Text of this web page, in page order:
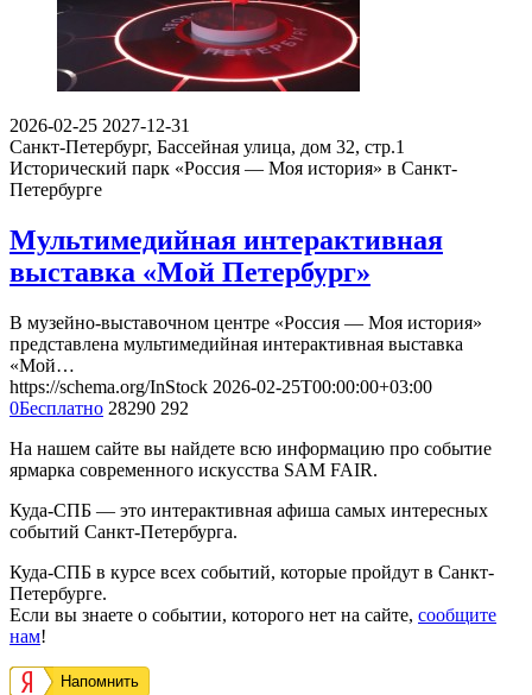
2026-02-25 2027-12-31
Санкт-Петербург, Бассейная улица, дом 32, стр.1​
Исторический парк «Россия — Моя история» в Санкт-
Петербурге
Мультимедийная интерактивная
выставка «Мой Петербург»
В музейно-выставочном центре «Россия — Моя история»
представлена мультимедийная интерактивная выставка
«Мой…
https://schema.org/InStock 2026-02-25T00:00:00+03:00
0Бесплатно 28290 292
На нашем сайте вы найдете всю информацию про событие
ярмарка современного искусства SAM FAIR.
Куда-СПБ — это интерактивная афиша самых интересных
событий Санкт-Петербурга.
Куда-СПБ в курсе всех событий, которые пройдут в Санкт-
Петербурге.
Если вы знаете о событии, которого нет на сайте, сообщите
нам!
Напомнить